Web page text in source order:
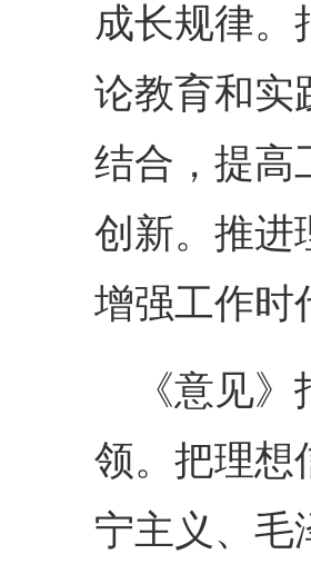
成长规律。
论教育和实
结合，提高
创新。推进
增强工作时
《意见
领。把理想
宁主义、毛